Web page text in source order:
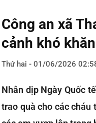
Công an xã
cảnh khó
Thứ hai - 01/06/2026
Nhân dịp Ngày Quốc
trao quà cho các cháu